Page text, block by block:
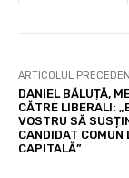
ARTICOLUL
DANIEL BĂLUȚĂ,
CĂTRE LIBERALI:
VOSTRU SĂ
CANDIDAT COMUN
CAPITALĂ”